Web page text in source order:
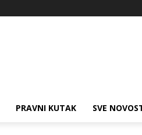
PRAVNI KUTAK SVE